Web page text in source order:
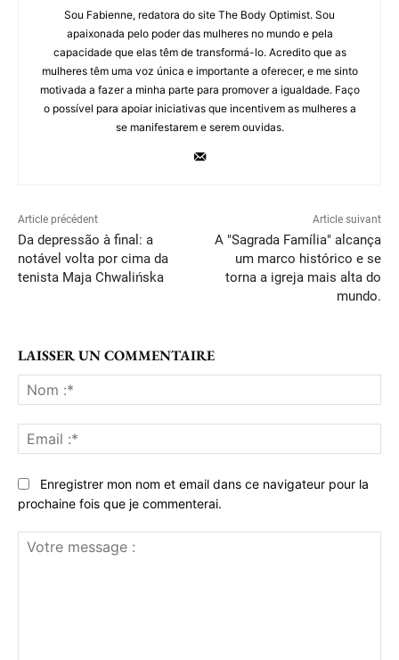
Sou Fabienne, redatora do site The Body Optimist. Sou
apaixonada pelo poder das mulheres no mundo e pela
capacidade que elas têm de transformá-lo. Acredito que as
mulheres têm uma voz única e importante a oferecer, e me sinto
motivada a fazer a minha parte para promover a igualdade. Faço
o possível para apoiar iniciativas que incentivem as mulheres a
se manifestarem e serem ouvidas.
Article précédent
Da depressão à final: a
notável volta por cima da
tenista Maja Chwalińska
Article suivant
A "Sagrada Família" alcança
um marco histórico e se
torna a igreja mais alta do
mundo.
LAISSER UN COMMENTAIRE
:*
:*
Enregistrer mon nom et email dans ce navigateur pour la
prochaine fois que je commenterai.